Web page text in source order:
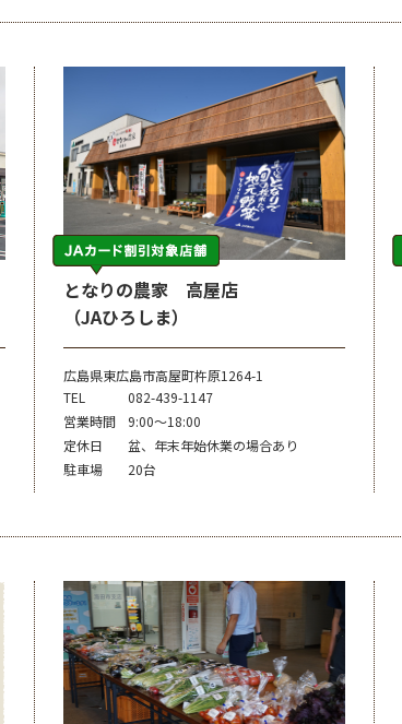
となりの農家 高屋店
（JAひろしま）
広島県東広島市高屋町杵原1264-1
TEL
082-439-1147
営業時間
9:00～18:00
定休日
盆、年末年始休業の場合あり
駐車場
20台